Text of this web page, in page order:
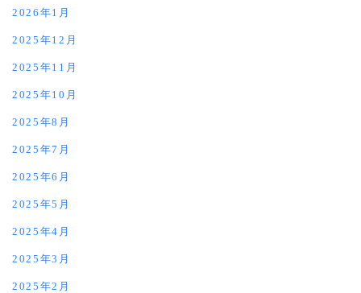
2026年1月
2025年12月
2025年11月
2025年10月
2025年8月
2025年7月
2025年6月
2025年5月
2025年4月
2025年3月
2025年2月